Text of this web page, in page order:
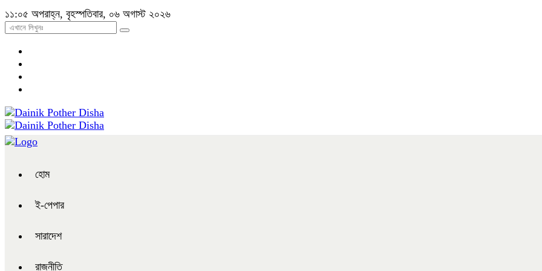
১১:০৫ অপরাহ্ন, বৃহস্পতিবার, ০৬ অগাস্ট ২০২৬
হোম
ই-পেপার
সারাদেশ
রাজনীতি